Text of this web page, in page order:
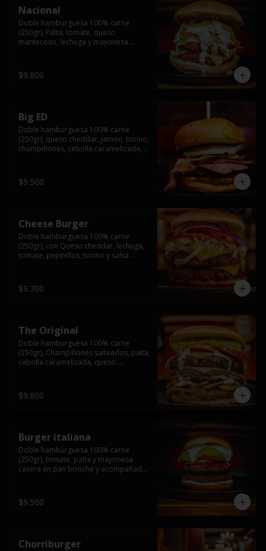
Nacional
Doble hamburguesa 100% carne
(250gr), Palta, tomate, queso
mantecoso, lechuga y mayonesa
$9.800
Big ED
Doble hamburguesa 100% carne
(250gr), queso cheddar, jamon, tocino,
champiñones, cebolla caramelizada,
$9.500
Cheese Burger
Doble hamburguesa 100% carne
(250gr), con Queso cheddar, lechuga,
tomate, pepinillos, tocino y salsa
$9.700
The Original
Doble hamburguesa 100% carne
(250gr), Champiñones salteados, palta,
cebolla caramelizada, queso
fritas.
$9.800
Burger italiana
Doble hamburguesa 100% carne
(250gr), tomate, palta y mayonesa
casera en pan brioche y acompañado
$9.500
Chorriburger